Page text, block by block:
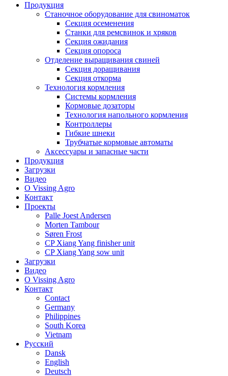
Продукция
Станочное оборудование для свиноматок
Секция осеменения
Станки для ремсвинок и хряков
Секция ожидания
Секция опороса
Отделение выращивания свиней
Секция доращивания
Секция откорма
Технология кормления
Системы кормления
Кормовые дозаторы
Технология напольного кормления
Контроллеры
Гибкие шнеки
Трубчатые кормовые автоматы
Аксессуары и запасные части
Продукция
Загрузки
Видео
О Vissing Agro
Контакт
Проекты
Palle Joest Andersen
Morten Tambour
Søren Frost
CP Xiang Yang finisher unit
CP Xiang Yang sow unit
Загрузки
Видео
О Vissing Agro
Контакт
Contact
Germany
Philippines
South Korea
Vietnam
Русский
Dansk
English
Deutsch